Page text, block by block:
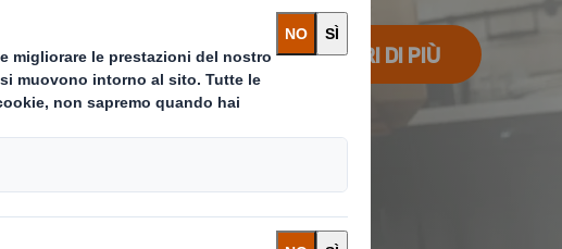
SCOPRI DI PIÙ